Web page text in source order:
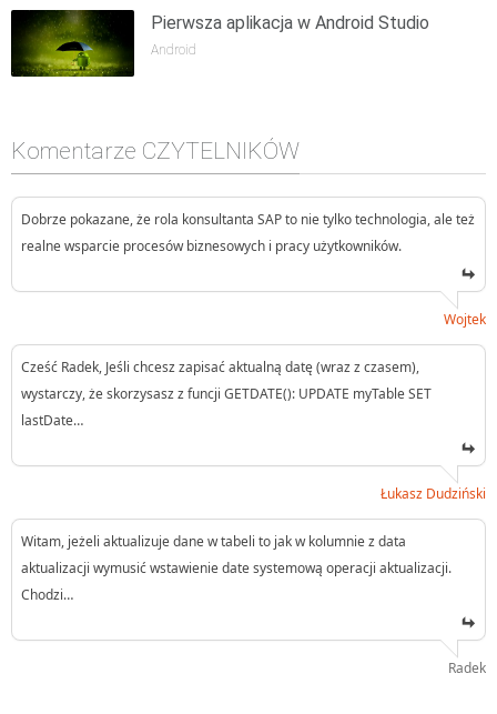
Pierwsza aplikacja w Android Studio
Android
Komentarze CZYTELNIKÓW
Dobrze pokazane, że rola konsultanta SAP to nie tylko technologia, ale też
realne wsparcie procesów biznesowych i pracy użytkowników.
Wojtek
Cześć Radek, Jeśli chcesz zapisać aktualną datę (wraz z czasem),
wystarczy, że skorzysasz z funcji GETDATE(): UPDATE myTable SET
lastDate…
Łukasz Dudziński
Witam, jeżeli aktualizuje dane w tabeli to jak w kolumnie z data
aktualizacji wymusić wstawienie date systemową operacji aktualizacji.
Chodzi…
Radek